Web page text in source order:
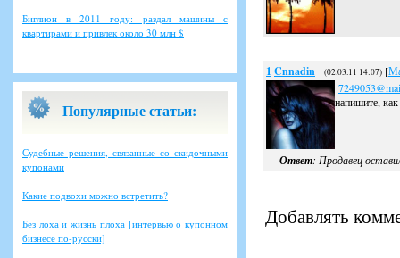
Биглион в 2011 году: раздал машины с
квартирами и привлек около 30 млн $
Популярные статьи:
Судебные решения, связанные со скидочными
купонами
Какие подвохи можно встретить?
Без лоха и жизнь плоха [интервью о купонном
бизнесе по-русски]
1 Cnnadin (02.03.11 14:07) [
напишите,
Ответ: Продавец
Добавлять